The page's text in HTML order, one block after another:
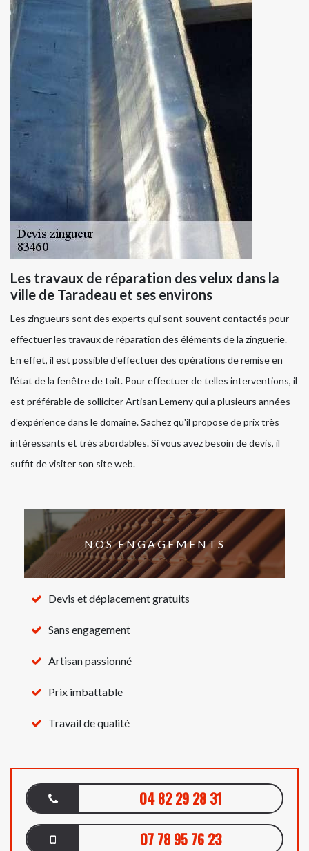
Les travaux de réparation des velux dans la
ville de Taradeau et ses environs
Les zingueurs sont des experts qui sont souvent contactés pour
effectuer les travaux de réparation des éléments de la zinguerie.
En effet, il est possible d'effectuer des opérations de remise en
l'état de la fenêtre de toit. Pour effectuer de telles interventions, il
est préférable de solliciter Artisan Lemeny qui a plusieurs années
d'expérience dans le domaine. Sachez qu'il propose de prix très
intéressants et très abordables. Si vous avez besoin de devis, il
suffit de visiter son site web.
NOS ENGAGEMENTS
Devis et déplacement gratuits
Sans engagement
Artisan passionné
Prix imbattable
Travail de qualité
04 82 29 28 31
07 78 95 76 23